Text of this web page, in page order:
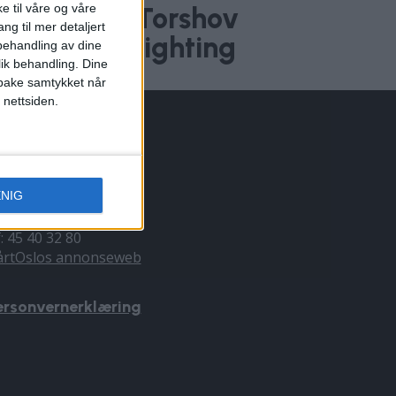
til våre og våre
til mer detaljert
av dine
behandling. Dine
samtykket når
(19) fra Torshov
i pointfighting
du annonsere?
45 40 32 80
annonseweb